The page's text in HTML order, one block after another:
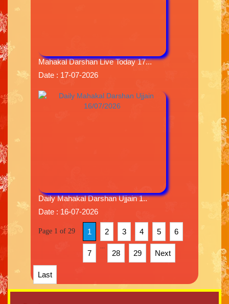
Mahakal Darshan Live Today 17...
Date : 17-07-2026
Daily Mahakal Darshan Ujjain 1..
Date : 16-07-2026
Page 1 of 29 1 2 3 4 5 6
7 28 29 Next
Last